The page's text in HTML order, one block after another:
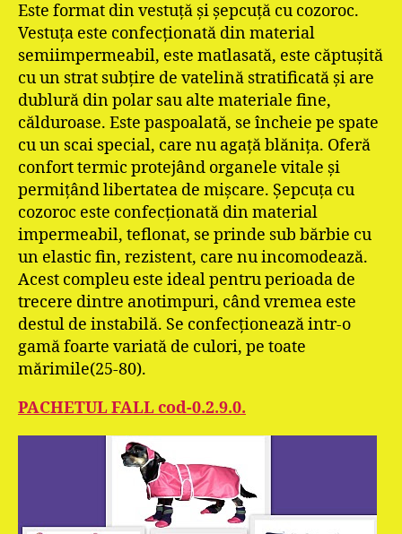
Este format din vestuţă şi şepcuţă cu cozoroc.
Vestuţa este confecţionată din material
semiimpermeabil, este matlasată, este căptuşită
cu un strat subţire de vatelină stratificată şi are
dublură din polar sau alte materiale fine,
călduroase. Este paspoalată, se încheie pe spate
cu un scai special, care nu agaţă blăniţa. Oferă
confort termic protejând organele vitale şi
permiţând libertatea de mişcare. Şepcuţa cu
cozoroc este confecţionată din material
impermeabil, teflonat, se prinde sub bărbie cu
un elastic fin, rezistent, care nu incomodează.
Acest compleu este ideal pentru perioada de
trecere dintre anotimpuri, când vremea este
destul de instabilă. Se confecţionează intr-o
gamă foarte variată de culori, pe toate
mărimile(25-80).
PACHETUL FALL cod-0.2.9.0.